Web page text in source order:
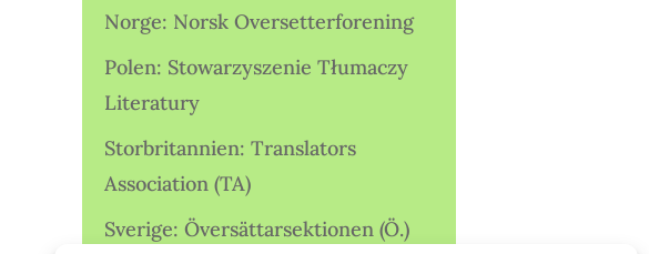
Norge: Norsk Oversetterforening
Polen: Stowarzyszenie Tłumaczy
Literatury
Storbritannien: Translators
Association (TA)
Sverige: Översättarsektionen (Ö.)